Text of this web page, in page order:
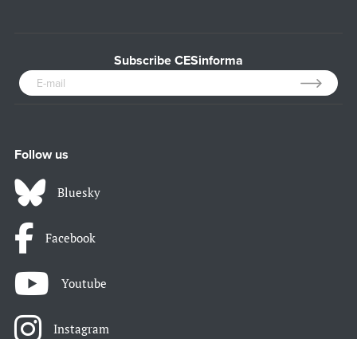
Subscribe CESinforma
Follow us
Bluesky
Facebook
Youtube
Instagram